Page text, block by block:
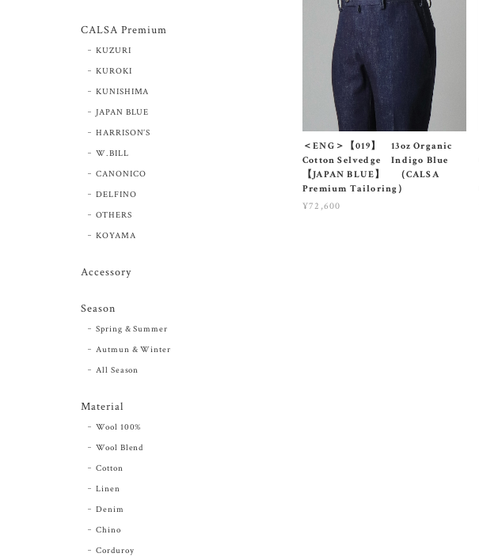
＜ENG＞【019】 13oz Organic
Cotton Selvedge Indigo Blue
【JAPAN BLUE】 （CALSA
Premium Tailoring）
¥72,600
CALSA Premium
KUZURI
KUROKI
KUNISHIMA
JAPAN BLUE
HARRISON’S
W.BILL
CANONICO
DELFINO
OTHERS
KOYAMA
Accessory
Season
Spring & Summer
Autmun & Winter
All Season
Material
Wool 100%
Wool Blend
Cotton
Linen
Denim
Chino
Corduroy